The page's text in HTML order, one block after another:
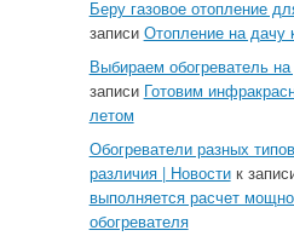
Беру газовое отопление
записи Отопление на дачу
Выбираем обогреватель
записи Готовим
летом
Обогреватели разных
различия | Новостик
выполняется расчет
обогревателя